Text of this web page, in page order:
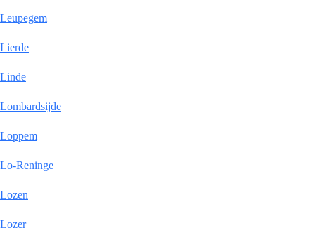
Leupegem
Lierde
Linde
Lombardsijde
Loppem
Lo-Reninge
Lozen
Lozer